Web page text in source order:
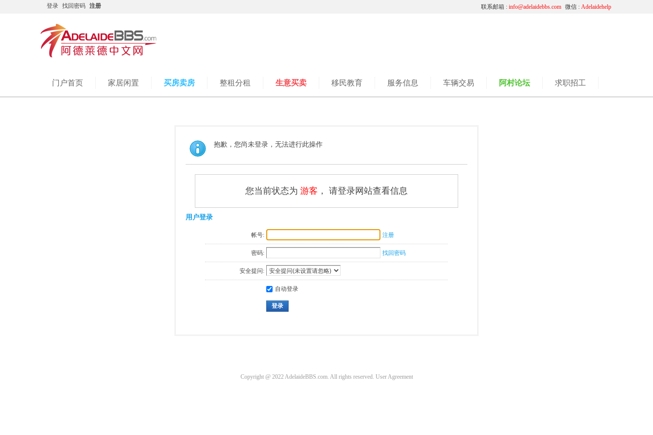
登录 找回密码 注册 微信 : Adelaidehelp
联系邮箱 : info@adelaidebbs.com
门户首页 家居闲置 买房卖房 整租分租 生意买卖 移民教育 服务信息 车辆交易 阿村论坛 求职招工
抱歉，您尚未登录，无法进行此操作
您当前状态为 游客 ， 请登录网站查看信息
用户登录
帐号: 注册
密码: 找回密码
安全提问:
自动登录
登录
Copyright @ 2022 AdelaideBBS.com. All rights reserved. User Agreement